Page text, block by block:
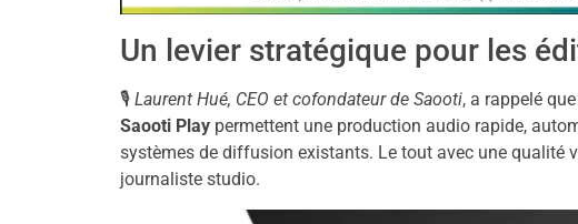
Un levier stratégique pour les
🎙 Laurent Hué, CEO et cofondateur de Saooti, a rappelé
Saooti Play permettent une production audio rapide,
systèmes de diffusion existants. Le tout avec une qualité
journaliste studio.